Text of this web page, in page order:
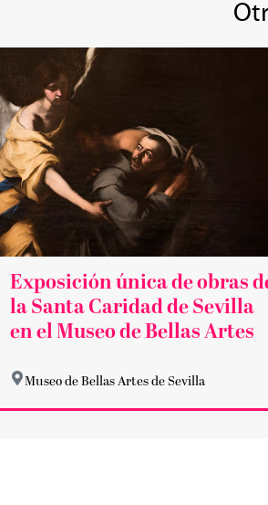
Exposición única de obras
la Santa Caridad de Sevilla
en el Museo de Bellas Artes
Museo de Bellas Artes de Sevilla